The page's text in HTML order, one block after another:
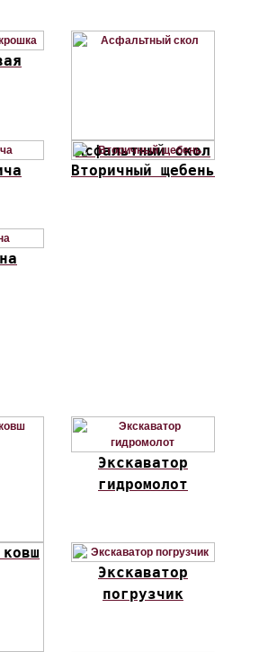
Асфальтный скол
Вторичный щебень
Экскаватор
гидромолот
Экскаватор
погрузчик